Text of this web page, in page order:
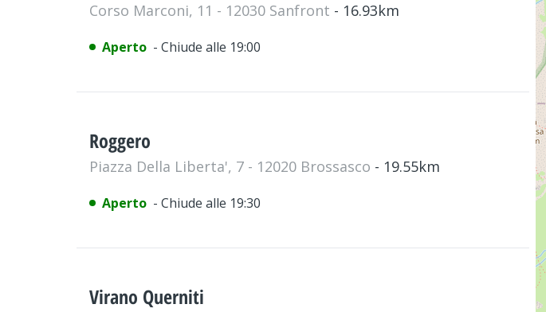
Corso Marconi, 11 - 12030 Sanfront - 16.93km
Aperto - Chiude alle 19:00
Roggero
Piazza Della Liberta', 7 - 12020 Brossasco - 19.55km
Aperto - Chiude alle 19:30
Virano Querniti